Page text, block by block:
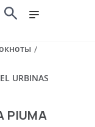
/
URBINAS
PIUMA